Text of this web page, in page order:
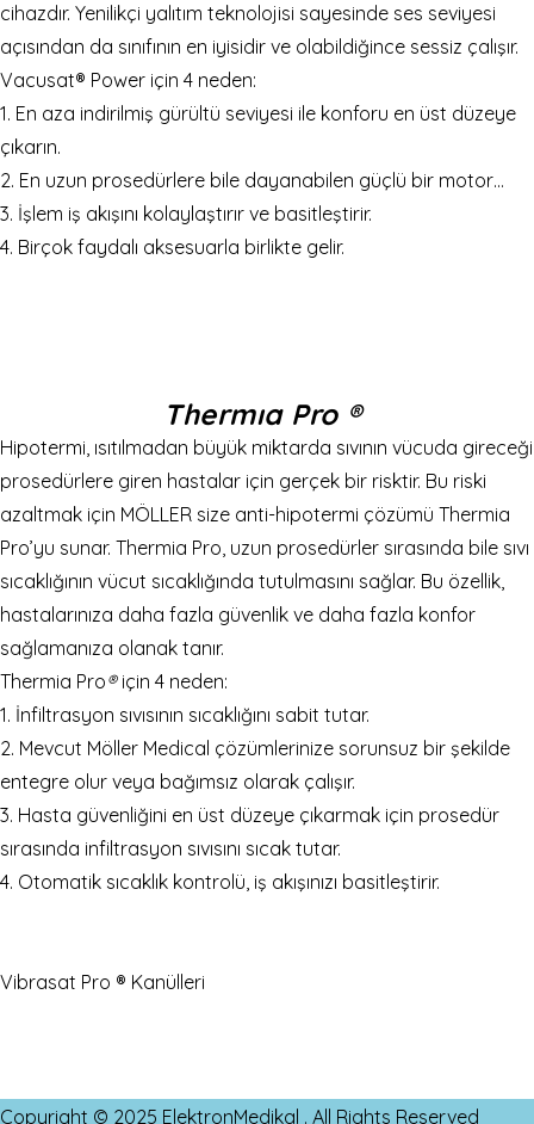
cihazdır. Yenilikçi yalıtım teknolojisi sayesinde ses seviyesi
açısından da sınıfının en iyisidir ve olabildiğince sessiz çalışır.
Vacusat® Power için 4 neden:
1. En aza indirilmiş gürültü seviyesi ile konforu en üst düzeye
çıkarın.
2. En uzun prosedürlere bile dayanabilen güçlü bir motor…
3. İşlem iş akışını kolaylaştırır ve basitleştirir.
4. Birçok faydalı aksesuarla birlikte gelir.
Thermıa Pro ®
Hipotermi, ısıtılmadan büyük miktarda sıvının vücuda gireceği
prosedürlere giren hastalar için gerçek bir risktir. Bu riski
azaltmak için MÖLLER size anti-hipotermi çözümü Thermia
Pro’yu sunar. Thermia Pro, uzun prosedürler sırasında bile sıvı
sıcaklığının vücut sıcaklığında tutulmasını sağlar. Bu özellik,
hastalarınıza daha fazla güvenlik ve daha fazla konfor
sağlamanıza olanak tanır.
Thermia Pro® için 4 neden:
1. İnfiltrasyon sıvısının sıcaklığını sabit tutar.
2. Mevcut Möller Medical çözümlerinize sorunsuz bir şekilde
entegre olur veya bağımsız olarak çalışır.
3. Hasta güvenliğini en üst düzeye çıkarmak için prosedür
sırasında infiltrasyon sıvısını sıcak tutar.
4. Otomatik sıcaklık kontrolü, iş akışınızı basitleştirir.
Vibrasat Pro ® Kanülleri
Copyright © 2025 ElektronMedikal . All Rights Reserved